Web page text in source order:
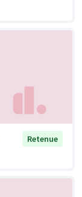
Retenue